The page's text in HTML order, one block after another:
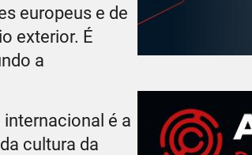
europeus e de
exterior. É
a
é a
cultura da